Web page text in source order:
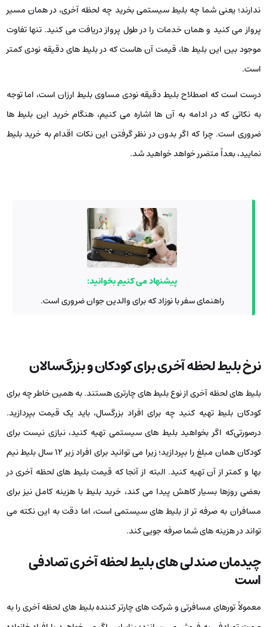
ندارند؛ یعنی شما چه بلیط سیستمی بخرید چه لحظه آخری، در همان مسیر
پرواز می‌ کنید و همان خدمات را در طول پرواز دریافت می‌ کنید. تنها تفاوت
موجود بین این بلیط‌ ها، قیمت آن‌ هاست که در بلیط های دقیقه نودی کمتر
است.
درست است که اصطلاح بلیط دقیقه نودی مساوی بلیط ارزان است، اما توجه
به نکاتی که در ادامه به آن‌ ها اشاره می‌ کنیم، هنگام خرید این بلیط‌ ها
ضروری است. چرا که اگر بدون در نظر گرفتن این نکات اقدام به خرید بلیط
نمایید، بعداً متضرر خواهد خواهید شد.
پیشنهاد می کنیم بخوانید:
راهنمای سفر با نوزاد که برای والدین جوان ضروری است.
نرخ بلیط لحظه آخری برای کودکان و بزرگ‌سالان
بلیط های لحظه آخری از نوع بلیط های چارتری هستند. به همین خاطر چه برای
کودکان بلیط تهیه کنید چه برای افراد بزرگسال، باید یک قیمت بپردازید.
درصورتی‌که اگر بخواهید بلیط های سیستمی تهیه کنید، نیازی نیست برای
کودکان همان مبلغ را بپردازید؛ زیرا می‌ توانید برای افراد زیر ۱۲ سال بلیط نیم‌
بها و کمتر از آن تهیه کنید. البته از آنجا که قیمت بلیط های لحظه آخری در
بعضی روزها بسیار کاهش پیدا می‌ کند، خرید بلیط با هزینه کامل نیز برای
مسافران به‌ صرفه‌ تر از بلیط های سیستمی است، اما دقت به این نکته می‌
تواند در هزینه‌ های شما صرفه‌ جویی کند.
چیدمان صندلی های بلیط لحظه آخری تصادفی
است
معمولاً تورهای مسافرتی و شرکت‌ های چارتر کننده بلیط های لحظه آخری را به‌